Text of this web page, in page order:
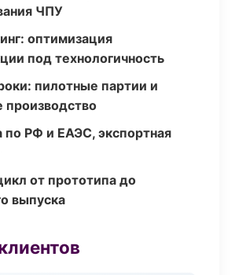
ЧПУ
оптимизация
под технологичность
пилотные партии и
производство
по РФ и ЕАЭС, экспортная
от прототипа до
выпуска